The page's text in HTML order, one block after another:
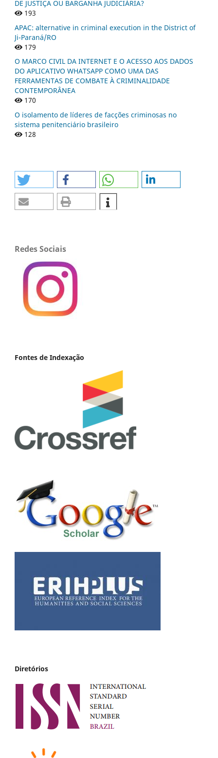
DE JUSTIÇA OU BARGANHA JUDICIÁRIA?
193
APAC: alternative in criminal execution in the District of
Ji-Paraná/RO
179
O MARCO CIVIL DA INTERNET E O ACESSO AOS DADOS
DO APLICATIVO WHATSAPP COMO UMA DAS
FERRAMENTAS DE COMBATE À CRIMINALIDADE
CONTEMPORÂNEA
170
O isolamento de líderes de facções criminosas no
sistema penitenciário brasileiro
128
Redes Sociais
Fontes de Indexação
Diretórios